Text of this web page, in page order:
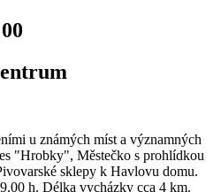
u známých míst a významných
"Hrobky", Městečko s prohlídkou
sklepy k Havlovu domu.
h. Délka vycházky cca 4 km.